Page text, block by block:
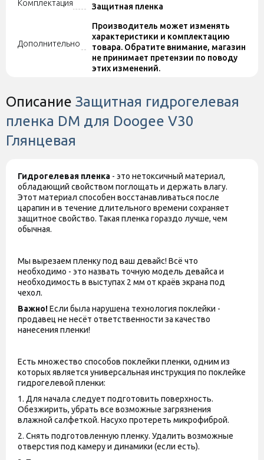
Комплектация
Защитная пленка
Дополнительно
Производитель может изменять
характеристики и комплектацию
товара. Обратите внимание, магазин
не принимает претензии по поводу
этих изменений.
Описание Защитная гидрогелевая
пленка DM для Doogee V30
Глянцевая
Гидрогелевая пленка - это нетоксичный материал,
обладающий свойством поглощать и держать влагу.
Этот материал способен восстанавливаться после
царапин и в течение длительного времени сохраняет
защитное свойство. Такая пленка гораздо лучше, чем
обычная.
Мы вырезаем пленку под ваш девайс! Всё что
необходимо - это назвать точную модель девайса и
необходимость в выступах 2 мм от краёв экрана под
чехол.
Важно!Если была нарушена технология поклейки -
продавец не несёт ответственности за качество
нанесения пленки!
Есть множество способов поклейки пленки, одним из
которых является универсальная инструкция по поклейке
гидрогелевой пленки:
1. Для начала следует подготовить поверхность.
Обезжирить, убрать все возможные загрязнения
влажной салфеткой. Насухо протереть микрофиброй.
2. Снять подготовленную пленку. Удалить возможные
отверстия под камеру и динамики (если есть).